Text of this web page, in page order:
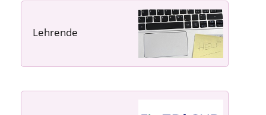
Lehrende